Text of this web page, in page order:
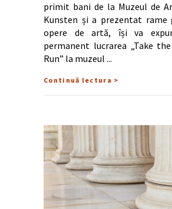
primit bani de la Muzeul de
Kunsten și a prezentat rame
opere de artă, își va
permanent lucrarea „Take
Run” la muzeul
Continuă lectura >